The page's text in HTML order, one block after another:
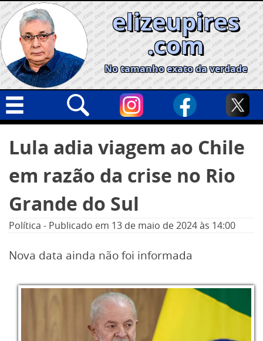
Skip
to
content
elizeupires
.com
No tamanho exato da verdade
Geral
Cidades
Política
Informe especial
por:
Lula adia viagem ao Chile
em razão da crise no Rio
Grande do Sul
Política - Publicado em 13 de maio de 2024às 14:00
Nova data ainda não foi informada